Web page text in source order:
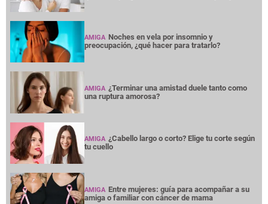
AMIGA Noches en vela por insomnio y
preocupación, ¿qué hacer para tratarlo?
AMIGA ¿Terminar una amistad duele tanto como
una ruptura amorosa?
AMIGA ¿Cabello largo o corto? Elige tu corte según
tu cuello
AMIGA Entre mujeres: guía para acompañar a su
amiga o familiar con cáncer de mama